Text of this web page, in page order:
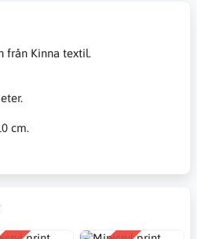
från Kinna textil.
cm.